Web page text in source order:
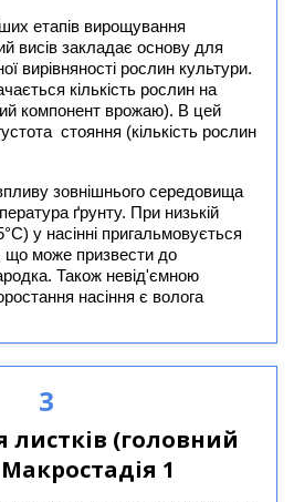
етапів вирощування
висів закладає основу для
вирівняності рослин культури.
кількість рослин на
компонент врожаю). В цей
стояння (кількість рослин
зовнішнього середовища
ґрунту. При низькій
у насінні пригальмовується
що може призвести до
Також невід'ємною
насіння є волога
3
(головний
Макростадія 1